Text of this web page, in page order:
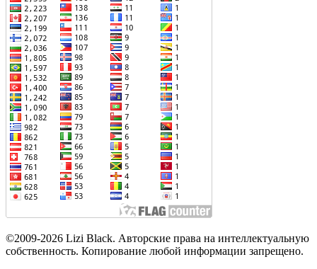
©2009-2026 Lizi Black. Авторские права на интеллектуальную
собственность. Копирование любой информации запрещено.